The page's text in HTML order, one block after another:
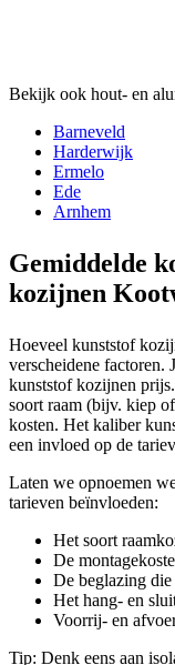
Bekijk ook hout- en
Barneveld
Harderwijk
Ermelo
Ede
Arnhem
Gemiddelde
kozijnen
Hoeveel kunststof
verscheidene factoren.
kunststof kozijnen
soort raam (bijv. kiep
kosten. Het kaliber
een invloed op de
Laten we opnoemen
tarieven beïnvloeden:
Het soort
De
De beglazing
Het hang- en
Voorrij- en
Tip: Denk eens aan